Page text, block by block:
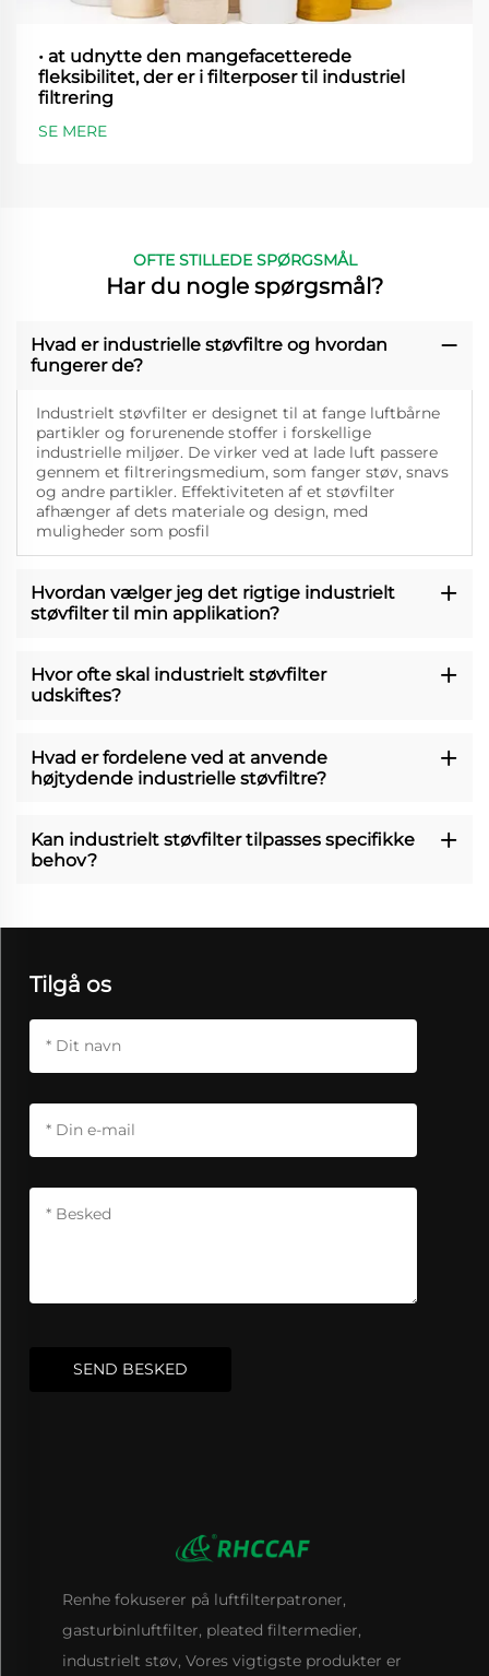
• at udnytte den mangefacetterede
fleksibilitet, der er i filterposer til industriel
filtrering
SE MERE
OFTE STILLEDE SPØRGSMÅL
Har du nogle spørgsmål?
Hvad er industrielle støvfiltre og hvordan
fungerer de?
Industrielt støvfilter er designet til at fange luftbårne
partikler og forurenende stoffer i forskellige
industrielle miljøer. De virker ved at lade luft passere
gennem et filtreringsmedium, som fanger støv, snavs
og andre partikler. Effektiviteten af et støvfilter
afhænger af dets materiale og design, med
muligheder som posfil
Hvordan vælger jeg det rigtige industrielt
støvfilter til min applikation?
Hvor ofte skal industrielt støvfilter
udskiftes?
Hvad er fordelene ved at anvende
højtydende industrielle støvfiltre?
Kan industrielt støvfilter tilpasses specifikke
behov?
Tilgå os
SEND BESKED
Renhe fokuserer på luftfilterpatroner,
gasturbinluftfilter, pleated filtermedier,
industrielt støv, Vores vigtigste produkter er